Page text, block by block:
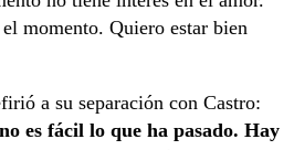
momento. Quiero estar bien
a su separación con Castro:
es fácil lo que ha pasado. Hay